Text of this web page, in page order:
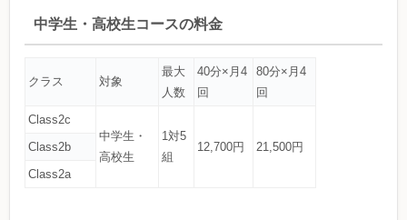
中学生・高校生コースの料金
クラス 対象
最大
人数
40分×月4
回
80分×月4
回
Class2c
中学生・
高校生
1対5
組
12,700円 21,500円
Class2b
Class2a